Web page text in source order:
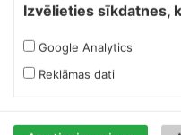
Priekuļi, Cēsu novads.
Mob.:+37126317230
Izvēlieties sīkdatnes,
Google Analytics
Reklāmas dati